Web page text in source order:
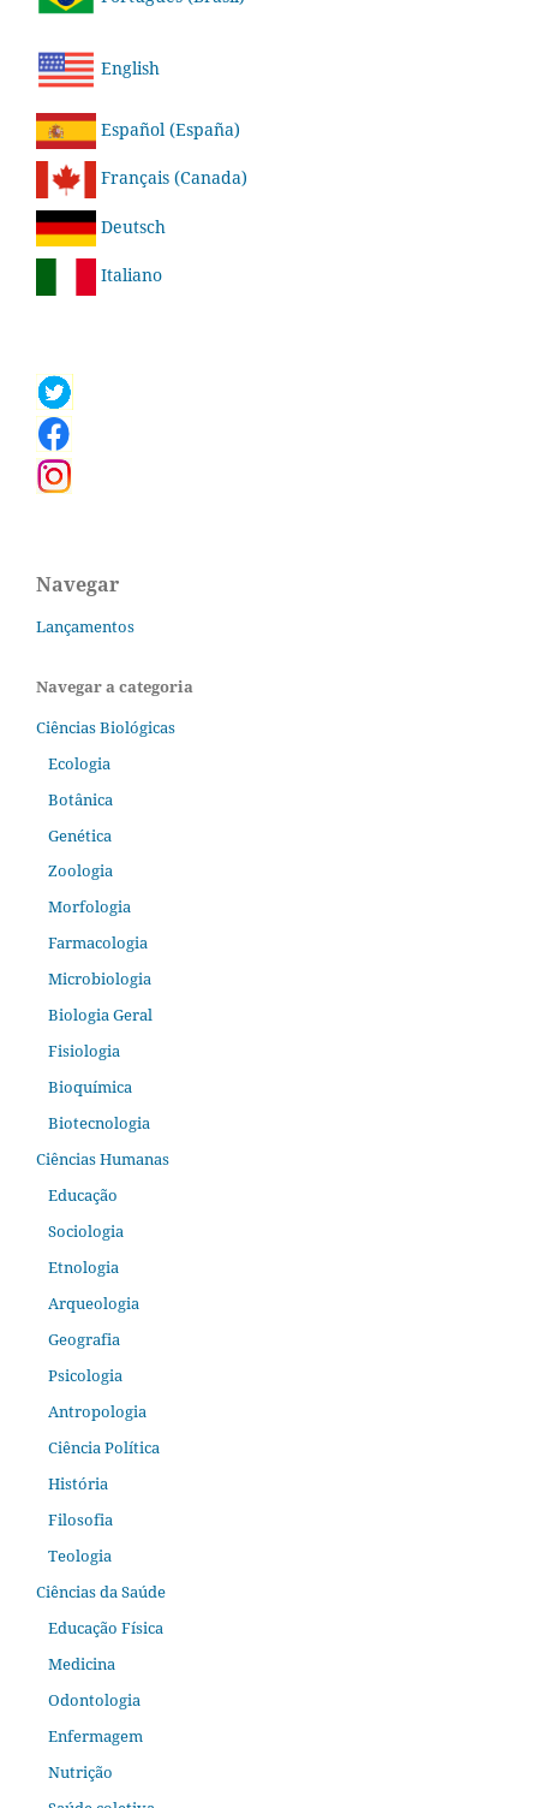
English
Español (España)
Français (Canada)
Deutsch
Italiano
Navegar
Lançamentos
Navegar a categoria
Ciências Biológicas
Ecologia
Botânica
Genética
Zoologia
Morfologia
Farmacologia
Microbiologia
Biologia Geral
Fisiologia
Bioquímica
Biotecnologia
Ciências Humanas
Educação
Sociologia
Etnologia
Arqueologia
Geografia
Psicologia
Antropologia
Ciência Política
História
Filosofia
Teologia
Ciências da Saúde
Educação Física
Medicina
Odontologia
Enfermagem
Nutrição